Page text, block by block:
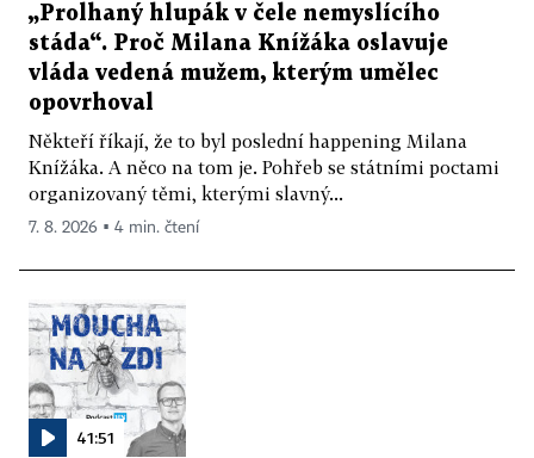
„Prolhaný hlupák v čele nemyslícího
stáda“. Proč Milana Knížáka oslavuje
vláda vedená mužem, kterým umělec
opovrhoval
Někteří říkají, že to byl poslední happening Milana
Knížáka. A něco na tom je. Pohřeb se státními poctami
organizovaný těmi, kterými slavný...
7. 8. 2026 ▪ 4 min. čtení
41:51